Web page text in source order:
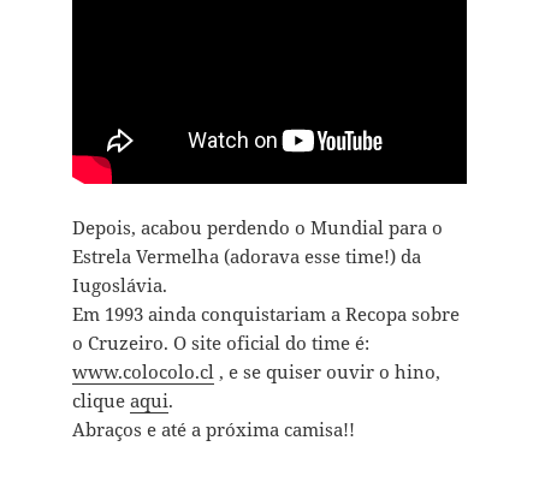
Depois, acabou perdendo o Mundial para o
Estrela Vermelha (adorava esse time!) da
Iugoslávia.
Em 1993 ainda conquistariam a Recopa sobre
o Cruzeiro. O site oficial do time é:
www.colocolo.cl, e se quiser ouvir o hino,
clique aqui.
Abraços e até a próxima camisa!!